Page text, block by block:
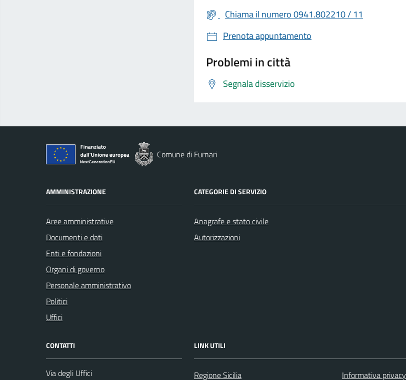
Chiama il numero 0941.802210 / 11
Prenota appuntamento
Problemi in città
Segnala disservizio
Comune di Furnari
AMMINISTRAZIONE
Aree amministrative
Documenti e dati
Enti e fondazioni
Organi di governo
Personale amministrativo
Politici
Uffici
CATEGORIE DI SERVIZIO
Anagrafe e stato civile
Autorizzazioni
CONTATTI
Via degli Uffici
LINK UTILI
Regione Sicilia Informativa privacy